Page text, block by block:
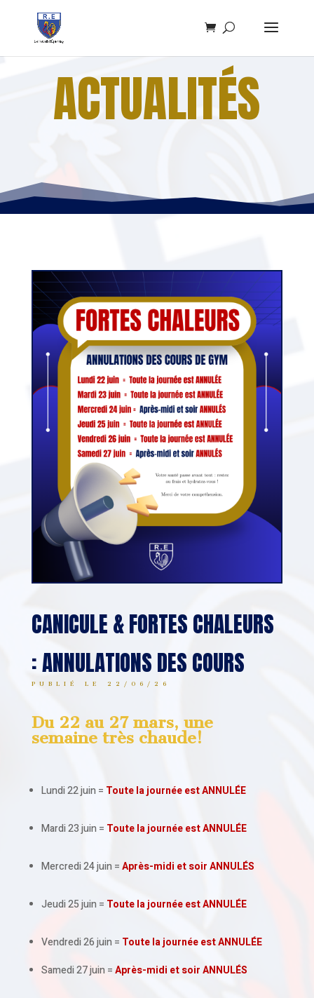
ACTUALITÉS
CANICULE & FORTES CHALEURS
: ANNULATIONS DES COURS
PUBLIÉ LE 22/06/26
Du 22 au 27 mars, une
semaine très chaude!
Lundi 22 juin = Toute la journée est ANNULÉE
Mardi 23 juin = Toute la journée est ANNULÉE
Mercredi 24 juin =Après-midi et soirANNULÉS
Jeudi 25 juin = Toute la journée est ANNULÉE
Vendredi 26 juin = Toute la journée est ANNULÉE
Samedi 27 juin =Après-midi et soirANNULÉS